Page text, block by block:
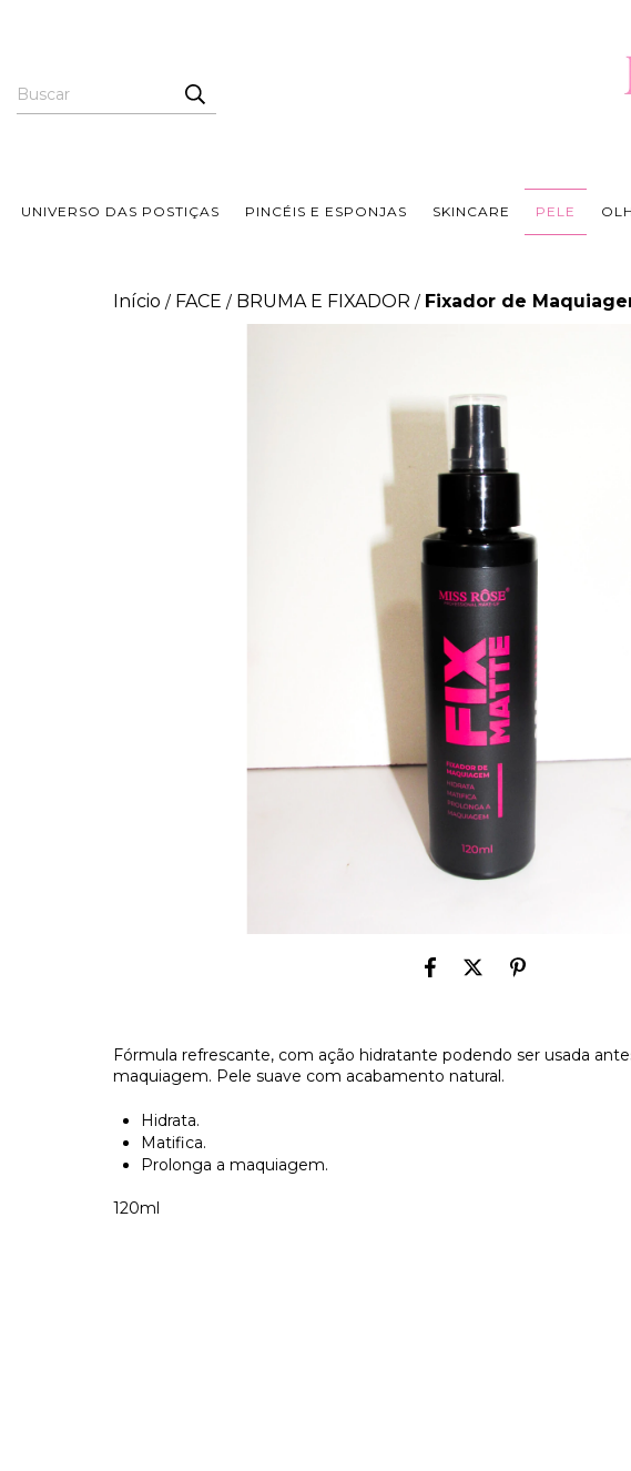
UNIVERSO DAS POSTIÇAS PINCÉIS E ESPONJAS SKINCARE PELE
Início / FACE / BRUMA E FIXADOR / Fixador de
Fórmula refrescante, com ação hidratante podendo ser usada
maquiagem. Pele suave com acabamento natural.
Hidrata.
Matifica.
Prolonga a maquiagem.
120ml